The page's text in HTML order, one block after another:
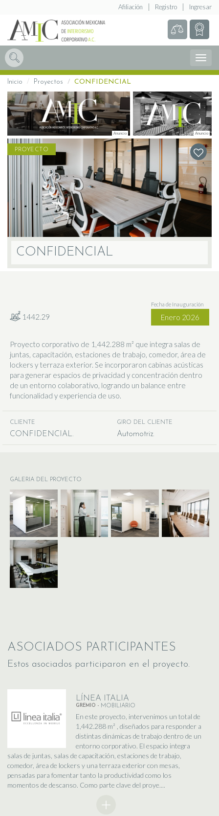
Ingresar
Registro
Afiliación
Menú
Inicio Proyectos CONFIDENCIAL
PROYECTO
CONFIDENCIAL
1442.29
Fecha de Inauguración
Enero 2026
Proyecto corporativo de 1,442.288 m² que integra salas de
juntas, capacitación, estaciones de trabajo, comedor, área de
lockers y terraza exterior. Se incorporaron cabinas acústicas
para generar espacios de privacidad y concentración dentro
de un entorno colaborativo, logrando un balance entre
funcionalidad y experiencia de uso.
CLIENTE
CONFIDENCIAL
GIRO DEL CLIENTE
Automotriz
GALERIA DEL PROYECTO
ASOCIADOS PARTICIPANTES
Estos asociados participaron en el proyecto.
LÍNEA ITALIA
GREMIO - MOBILIARIO
En este proyecto, intervenimos un total de
1,442.288 m² , diseñados para responder a
distintas dinámicas de trabajo dentro de un
entorno corporativo. El espacio integra
salas de juntas, salas de capacitación, estaciones de trabajo,
comedor, área de lockers y una terraza exterior con mesas,
pensadas para fomentar tanto la productividad como los
momentos de descanso. Como parte clave del proye....